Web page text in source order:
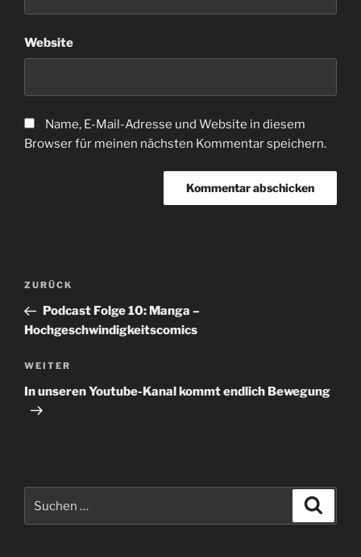
Website
Name, E-Mail-Adresse und Website in diesem
Browser für meinen nächsten Kommentar speichern.
Beitragsnavigation
Vorheriger
Beitrag
ZURÜCK
Podcast Folge 10: Manga –
Hochgeschwindigkeitscomics
Nächster
Beitrag
WEITER
In unseren Youtube-Kanal kommt endlich Bewegung
nach: